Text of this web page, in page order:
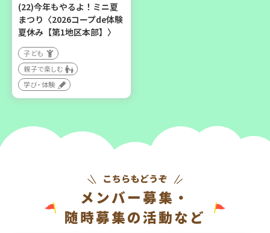
(22)今年もやるよ！ミニ夏
まつり〈2026コープde体験
夏休み【第1地区本部】〉
子ども
親子で楽しむ
学び・体験
メンバー募集・
随時募集の活動など